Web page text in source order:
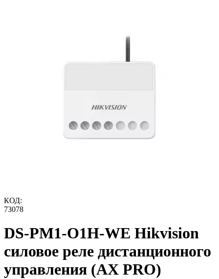
КОД:
73078
DS-PM1-O1H-WE Hikvision
силовое реле дистанционного
управления (AX PRO)